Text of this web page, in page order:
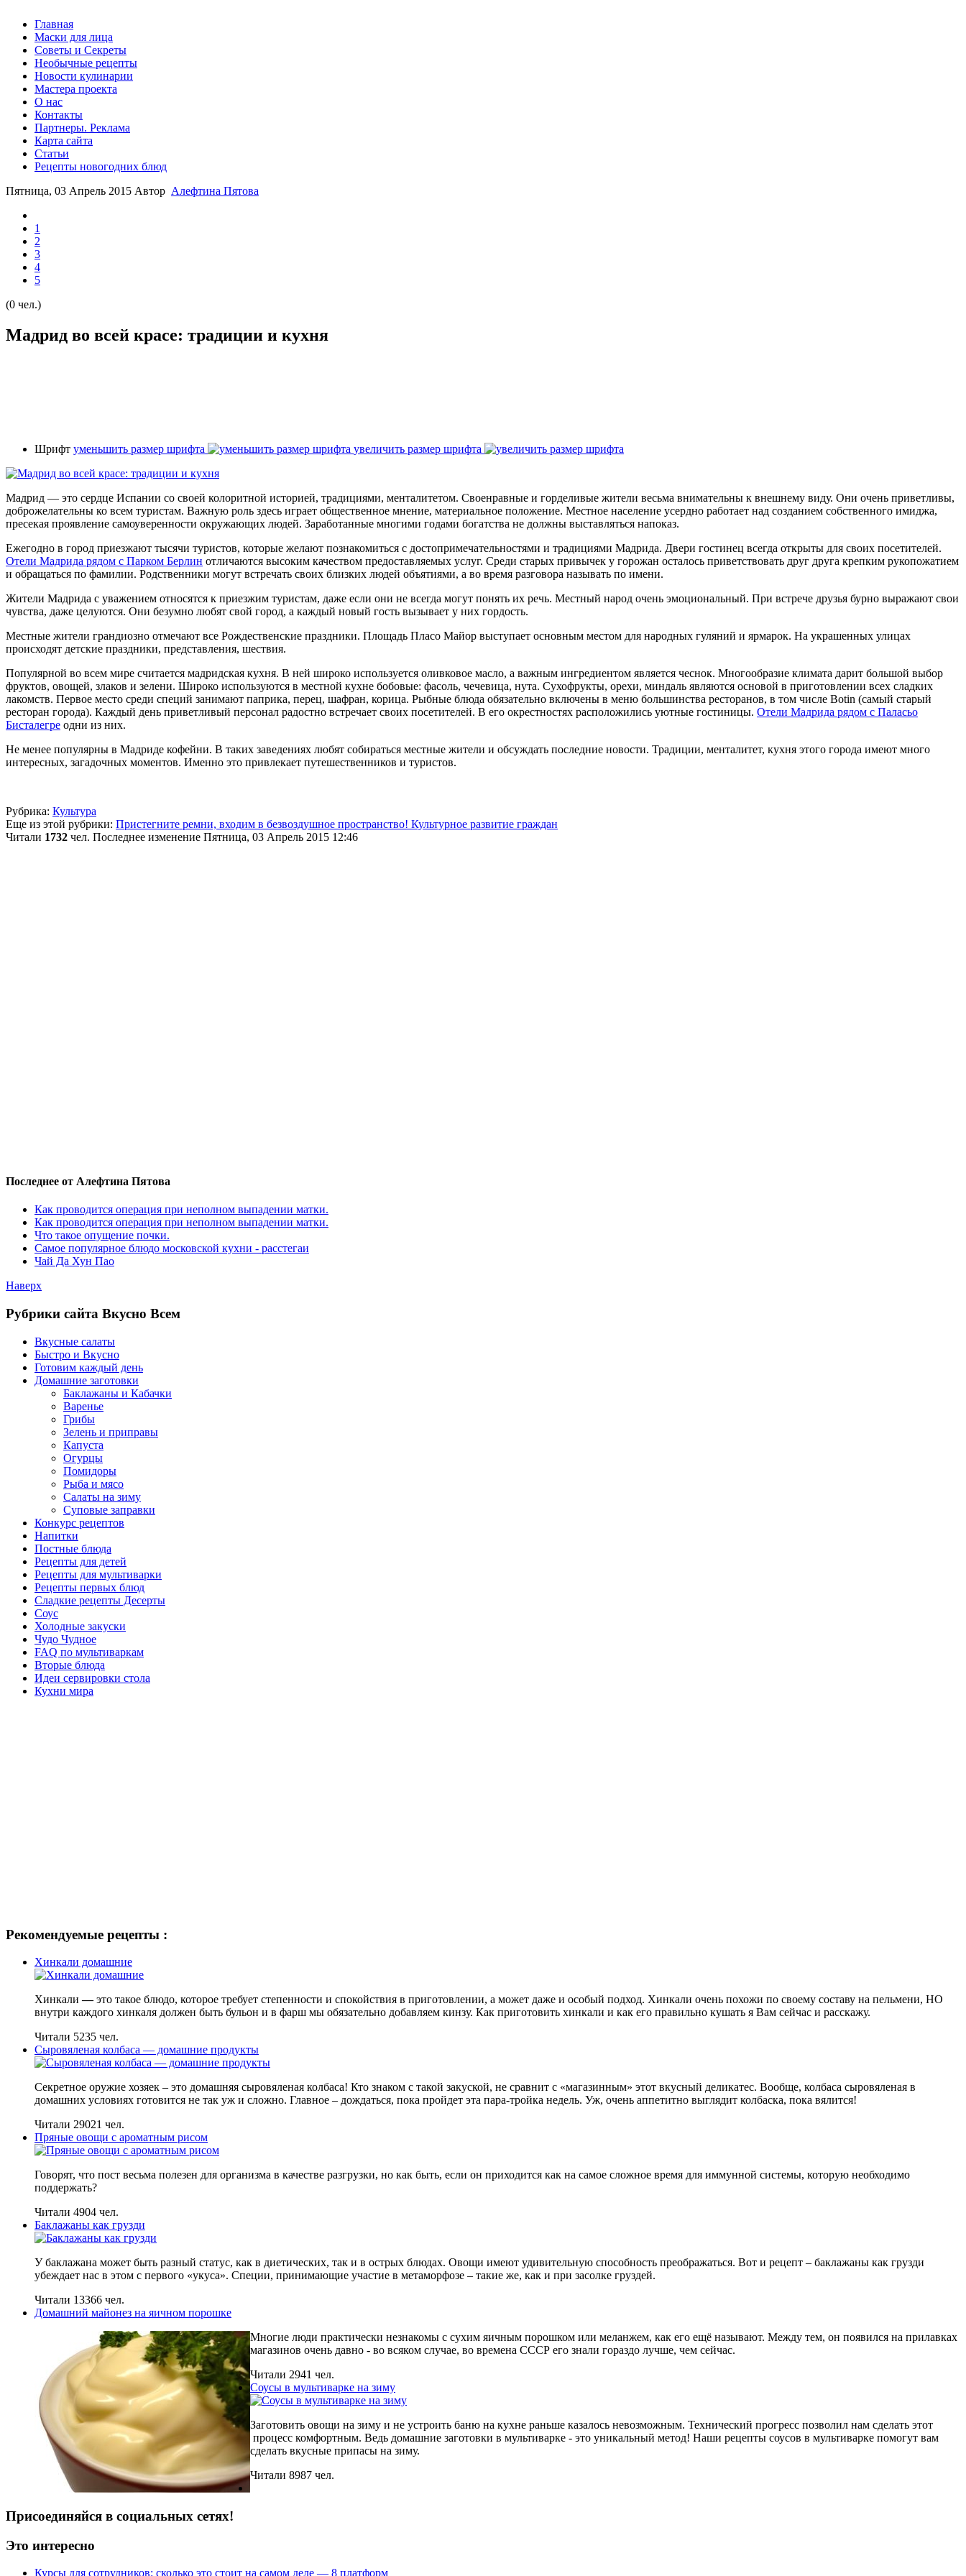
Главная
Маски для лица
Советы и Секреты
Необычные рецепты
Новости кулинарии
Мастера проекта
О нас
Контакты
Партнеры. Реклама
Карта сайта
Статьи
Рецепты новогодних блюд
Пятница, 03 Апрель 2015 Автор Алефтина Пятова
1
2
3
4
5
(0 чел.)
Мадрид во всей красе: традиции и кухня
Шрифт уменьшить размер шрифта увеличить размер шрифта
Мадрид — это сердце Испании со своей колоритной историей, традициями, менталитетом. Своенравные и горделивые жители весьма внимательны к внешнему виду. Они очень приветливы,
доброжелательны ко всем туристам. Важную роль здесь играет общественное мнение, материальное положение. Местное население усердно работает над созданием собственного имиджа,
пресекая проявление самоуверенности окружающих людей. Заработанные многими годами богатства не должны выставляться напоказ.
Ежегодно в город приезжают тысячи туристов, которые желают познакомиться с достопримечательностями и традициями Мадрида. Двери гостинец всегда открыты для своих посетителей.
Отели Мадрида рядом с Парком Берлин отличаются высоким качеством предоставляемых услуг. Среди старых привычек у горожан осталось приветствовать друг друга крепким рукопожатием
и обращаться по фамилии. Родственники могут встречать своих близких людей объятиями, а во время разговора называть по имени.
Жители Мадрида с уважением относятся к приезжим туристам, даже если они не всегда могут понять их речь. Местный народ очень эмоциональный. При встрече друзья бурно выражают свои
чувства, даже целуются. Они безумно любят свой город, а каждый новый гость вызывает у них гордость.
Местные жители грандиозно отмечают все Рождественские праздники. Площадь Пласо Майор выступает основным местом для народных гуляний и ярмарок. На украшенных улицах
происходят детские праздники, представления, шествия.
Популярной во всем мире считается мадридская кухня. В ней широко используется оливковое масло, а важным ингредиентом является чеснок. Многообразие климата дарит большой выбор
фруктов, овощей, злаков и зелени. Широко используются в местной кухне бобовые: фасоль, чечевица, нута. Сухофрукты, орехи, миндаль являются основой в приготовлении всех сладких
лакомств. Первое место среди специй занимают паприка, перец, шафран, корица. Рыбные блюда обязательно включены в меню большинства ресторанов, в том числе Botin (самый старый
ресторан города). Каждый день приветливый персонал радостно встречает своих посетителей. В его окрестностях расположились уютные гостиницы. Отели Мадрида рядом с Паласьо
Бисталегре одни из них.
Не менее популярны в Мадриде кофейни. В таких заведениях любят собираться местные жители и обсуждать последние новости. Традиции, менталитет, кухня этого города имеют много
интересных, загадочных моментов. Именно это привлекает путешественников и туристов.
Рубрика: Культура
Еще из этой рубрики: Пристегните ремни, входим в безвоздушное пространство! Культурное развитие граждан
Читали 1732 чел. Последнее изменение Пятница, 03 Апрель 2015 12:46
Последнее от Алефтина Пятова
Как проводится операция при неполном выпадении матки.
Как проводится операция при неполном выпадении матки.
Что такое опущение почки.
Самое популярное блюдо московской кухни - расстегаи
Чай Да Хун Пао
Наверх
Рубрики сайта Вкусно Всем
Вкусные салаты
Быстро и Вкусно
Готовим каждый день
Домашние заготовки
Баклажаны и Кабачки
Варенье
Грибы
Зелень и приправы
Капуста
Огурцы
Помидоры
Рыба и мясо
Салаты на зиму
Суповые заправки
Конкурс рецептов
Напитки
Постные блюда
Рецепты для детей
Рецепты для мультиварки
Рецепты первых блюд
Сладкие рецепты Десерты
Соус
Холодные закуски
Чудо Чудное
FAQ по мультиваркам
Вторые блюда
Идеи сервировки стола
Кухни мира
Рекомендуемые рецепты :
Хинкали домашние
Хинкали —это такое блюдо, которое требует степенности и спокойствия в приготовлении, а может даже и особый подход. Хинкали очень похожи по своему составу на пельмени, НО
внутри каждого хинкаля должен быть бульон и в фарш мы обязательно добавляем кинзу. Как приготовить хинкали и как его правильно кушать я Вам сейчас и расскажу.
Читали 5235 чел.
Сыровяленая колбаса — домашние продукты
Секретное оружие хозяек – это домашняя сыровяленая колбаса! Кто знаком с такой закуской, не сравнит с «магазинным» этот вкусный деликатес. Вообще, колбаса сыровяленая в
домашних условиях готовится не так уж и сложно. Главное – дождаться, пока пройдет эта пара-тройка недель. Уж, очень аппетитно выглядит колбаска, пока вялится!
Читали 29021 чел.
Пряные овощи с ароматным рисом
Говорят, что пост весьма полезен для организма в качестве разгрузки, но как быть, если он приходится как на самое сложное время для иммунной системы, которую необходимо
поддержать?
Читали 4904 чел.
Баклажаны как грузди
У баклажана может быть разный статус, как в диетических, так и в острых блюдах. Овощи имеют удивительную способность преображаться. Вот и рецепт – баклажаны как грузди
убеждает нас в этом с первого «укуса». Специи, принимающие участие в метаморфозе – такие же, как и при засолке груздей.
Читали 13366 чел.
Домашний майонез на яичном порошке
Многие люди практически незнакомы с сухим яичным порошком или меланжем, как его ещё называют. Между тем, он появился на прилавках
магазинов очень давно - во всяком случае, во времена СССР его знали гораздо лучше, чем сейчас.
Читали 2941 чел.
Соусы в мультиварке на зиму
Заготовить овощи на зиму и не устроить баню на кухне раньше казалось невозможным. Технический прогресс позволил нам сделать этот
процесс комфортным. Ведь домашние заготовки в мультиварке - это уникальный метод! Наши рецепты соусов в мультиварке помогут вам
сделать вкусные припасы на зиму.
Читали 8987 чел.
Присоединяйся в социальных сетях!
Это интересно
Курсы для сотрудников: сколько это стоит на самом деле — 8 платформ